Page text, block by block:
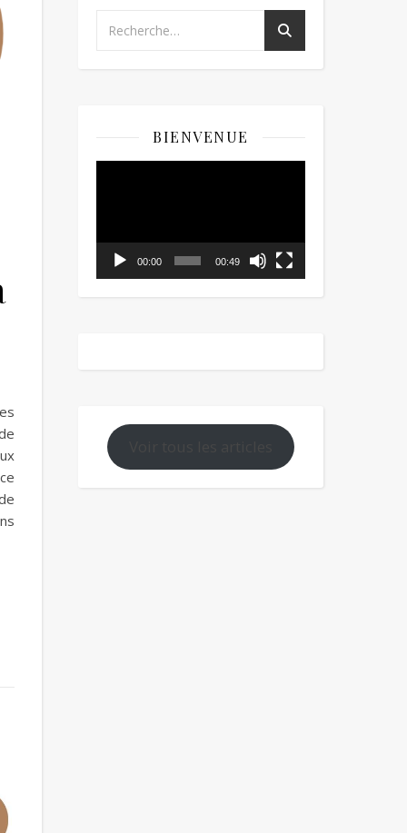
BIENVENUE
00:00 00:49